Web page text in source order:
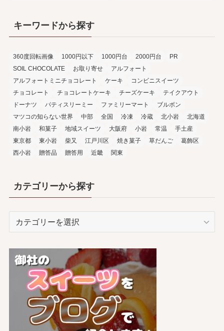
キーワードから探す
360度回転画像 1000円以下 1000円台 2000円台
PR
SOIL CHOCOLATE
お取り寄せ
アルフォート
アルフォートミニチョコレート
ケーキ
コンビニスイーツ
チョコレート
チョコレートケーキ チーズケーキ
テイクアウト
ドーナツ
パティスリーミー ファミリーマート
ブルボン
マツコの知らない世界
中部 全国 冷凍 冷蔵 北小岩
北海道
南小岩
和菓子 地域スイーツ 大阪府 小岩 常温
手土産
東京都
東小岩 柴又 江戸川区 焼き菓子 草だんご
葛飾区
西小岩
贈答品 贈答用 近畿 関東
カテゴリーから探す
リ
ー